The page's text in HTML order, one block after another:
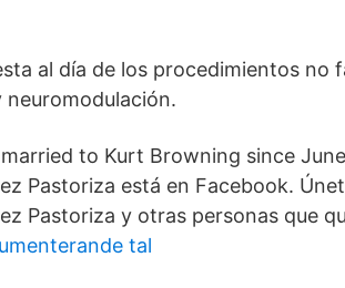
al día de los procedimientos no
to Kurt Browning since
Pastoriza está en Facebook.
Pastoriza y otras personas que
tal